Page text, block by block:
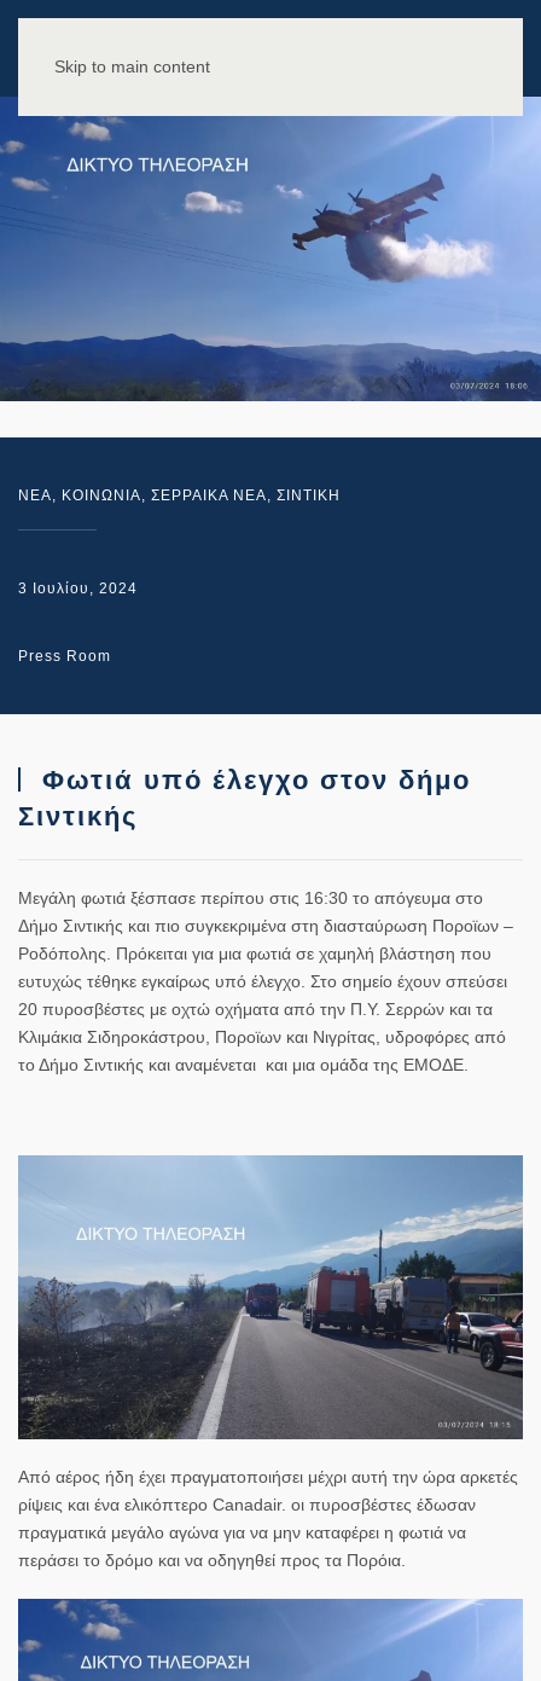
Skip to main content
NEA, ΚΟΙΝΩΝΙΑ, ΣΕΡΡΑΙΚΑ ΝΕΑ, ΣΙΝΤΙΚΗ
3 Ιουλίου, 2024
Press Room
Φωτιά υπό έλεγχο στον δήμο
Σιντικής
Μεγάλη φωτιά ξέσπασε περίπου στις 16:30 το απόγευμα στο
Δήμο Σιντικής και πιο συγκεκριμένα στη διασταύρωση Ποροϊων –
Ροδόπολης. Πρόκειται για μια φωτιά σε χαμηλή βλάστηση που
ευτυχώς τέθηκε εγκαίρως υπό έλεγχο. Στο σημείο έχουν σπεύσει
20 πυροσβέστες με οχτώ οχήματα από την Π.Υ. Σερρών και τα
Κλιμάκια Σιδηροκάστρου, Ποροϊων και Νιγρίτας, υδροφόρες από
το Δήμο Σιντικής και αναμένεται και μια ομάδα της ΕΜΟΔΕ.
Από αέρος ήδη έχει πραγματοποιήσει μέχρι αυτή την ώρα αρκετές
ρίψεις και ένα ελικόπτερο Canadair. οι πυροσβέστες έδωσαν
πραγματικά μεγάλο αγώνα για να μην καταφέρει η φωτιά να
περάσει το δρόμο και να οδηγηθεί προς τα Πορόια.